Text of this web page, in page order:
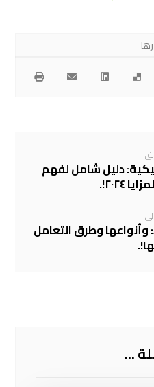
دليل شامل لفهم
٢٠٢٤!.
وأنواعها وطرق التعامل
...